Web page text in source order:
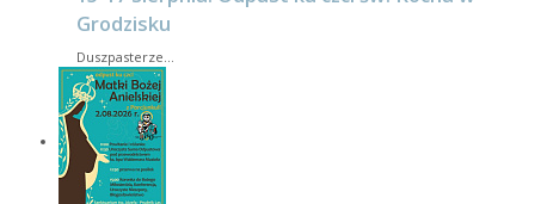
Grodzisku
Duszpasterze…